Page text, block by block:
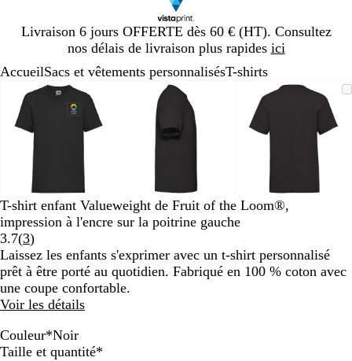
Livraison 6 jours OFFERTE dès 60 € (HT). Consultez
nos délais de livraison plus rapides ici
Diapositive
1
AccueilSacs et vêtements personnalisésT-shirts
Image
zoomable
Zoom
au
minimum
Cliquez
pour
développer
Utilisez
les
touches
moins
zoomer
et
touches
fléchées
pour
faire
Image
zoomable
Zoom
au
minimum
Cliquez
pour
développer
Utilisez
les
touches
plus
moins
pour
zoomer
et
touches
fléchées
Image
zoomable
Zoom
minimum
Cliquez
Utilisez
touches
moins
touches
fléchées
Diapositive
sur
T-shirt enfant Valueweight de Fruit of the Loom®,
impression à l'encre sur la poitrine gauche
3.7(3Lire
les
3
avis
)
Laissez les enfants s'exprimer avec un t-shirt personnalisé
prêt à être porté au quotidien. Fabriqué en 100 % coton avec
une coupe confortable.
Voir les détails
Couleur*Noir
R
B
O
G
B
B
N
J
Taille et quantité*